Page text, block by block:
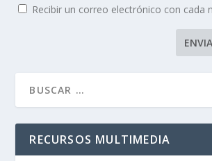
Recibir un correo electrónico con cada
RECURSOS MULTIMEDIA